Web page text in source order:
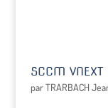
SCCM VNEXT
parTRARBACH